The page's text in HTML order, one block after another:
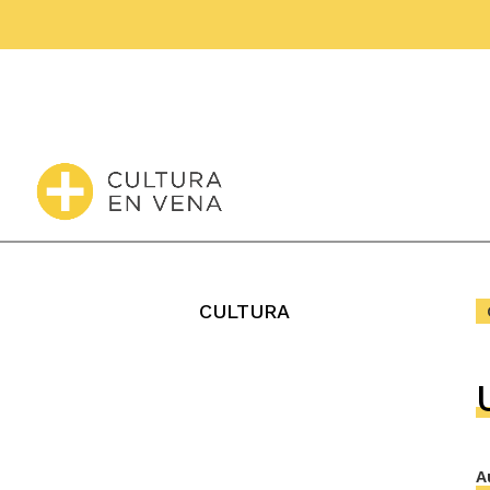
CULTURA